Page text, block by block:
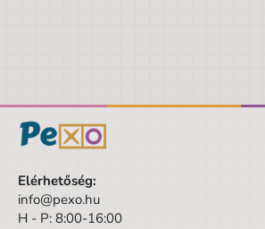
Szín
Mélység
Szélesség
A csomagolás szélessége
Elérhetőség:
info@pexo.hu
H - P: 8:00-16:00